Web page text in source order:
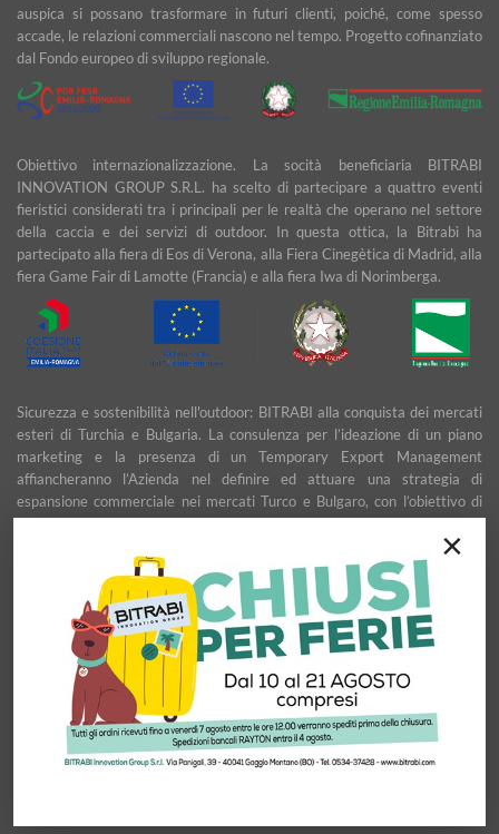
×
auspica si possano trasformare in futuri clienti, poiché, come spesso
accade, le relazioni commerciali nascono nel tempo. Progetto cofinanziato
dal Fondo europeo di sviluppo regionale.
Obiettivo internazionalizzazione. La socità beneficiaria BITRABI
INNOVATION GROUP S.R.L. ha scelto di partecipare a quattro eventi
fieristici considerati tra i principali per le realtà che operano nel settore
della caccia e dei servizi di outdoor. In questa ottica, la Bitrabì ha
partecipato alla fiera di Eos di Verona, alla Fiera Cinegètica di Madrid, alla
fiera Game Fair di Lamotte (Francia) e alla fiera Iwa di Norimberga.
Sicurezza e sostenibilità nell'outdoor: BITRABI alla conquista dei mercati
esteri di Turchia e Bulgaria. La consulenza per l’ideazione di un piano
marketing e la presenza di un Temporary Export Management
affiancheranno l’Azienda nel definire ed attuare una strategia di
espansione commerciale nei mercati Turco e Bulgaro, con l’obiettivo di
garantire uno sviluppo stabile e duraturo.